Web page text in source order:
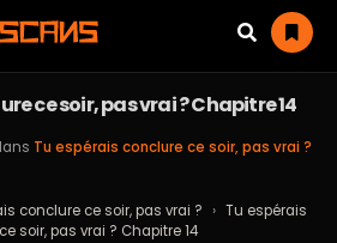
ce soir, pas vrai ? Chapitre 14
Tu espérais conclure ce soir, pas vrai ?
conclure ce soir, pas vrai ? › Tu espérais
soir, pas vrai ? Chapitre 14